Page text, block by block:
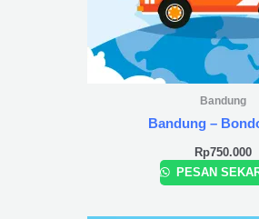
Bandung
Bandung –
Rp750.000
PESAN